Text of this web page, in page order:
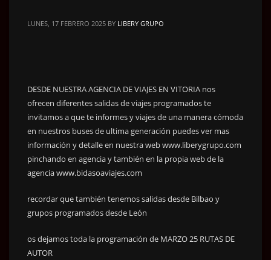
LUNES, 17 FEBRERO 2025 BY LIBERY GRUPO
DESDE NUESTRA AGENCIA DE VIAJES EN VITORIA nos
ofrecen diferentes salidas de viajes programados te
invitamos a que te informes y viajes de una manera cómoda
en nuestros buses de ultima generación puedes ver mas
información y detalle en nuestra web www.liberygrupo.com
pinchando en agencia y también en la propia web de la
agencia www.bidasoaviajes.com
recordar que también tenemos salidas desde Bilbao y
grupos programados desde León
os dejamos toda la programación de MARZO 25 RUTAS DE
AUTOR